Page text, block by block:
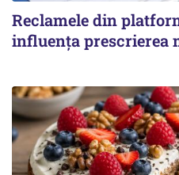
Reclamele din
influența prescrierea